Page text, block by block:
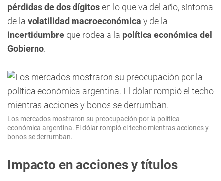
pérdidas de dos dígitosen lo que va del año, síntoma
de la volatilidad macroeconómica y de la
incertidumbre que rodea a la política económica del
Gobierno.
Los mercados mostraron su preocupación por la política
económica argentina. El dólar rompió el techo mientras acciones y
bonos se derrumban.
Impacto en acciones y títulos